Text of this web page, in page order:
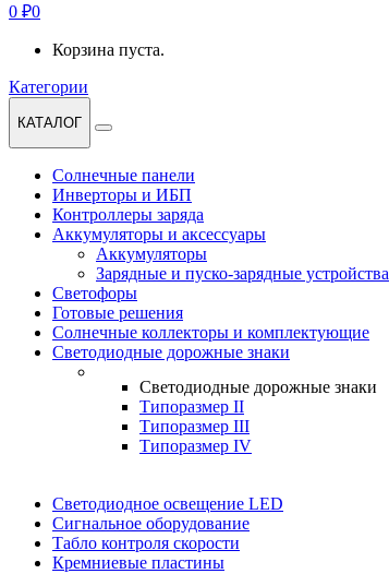
0 ₽0
Корзина пуста.
Категории
КАТАЛОГ
Солнечные панели
Инверторы и ИБП
Контроллеры заряда
Аккумуляторы и аксессуары
Аккумуляторы
Зарядные и пуско-зарядные устройства
Светофоры
Готовые решения
Солнечные коллекторы и комплектующие
Светодиодные дорожные знаки
Светодиодные дорожные знаки
Типоразмер II
Типоразмер III
Типоразмер IV
Светодиодное освещение LED
Сигнальное оборудование
Табло контроля скорости
Кремниевые пластины